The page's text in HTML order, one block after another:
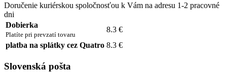
Doručenie kuriérskou spoločnosťou k Vám na adresu 1-2 pracovné
dni
Dobierka
Platíte pri prevzatí tovaru
8.3 €
platba na splátky cez Quatro 8.3 €
Slovenská pošta